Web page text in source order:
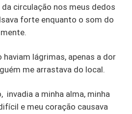
circulação nos meus dedos
forte enquanto o som do
haviam lágrimas, apenas a dor
me arrastava do local.
invadia a minha alma, minha
e meu coração causava